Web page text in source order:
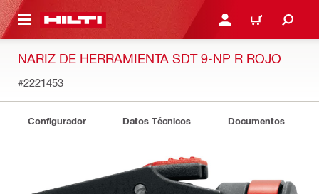
PRINCIPAL INICIE SESIÓN O
CARRITO
NARIZ DE HERRAMIENTA SDT 9-NP R ROJO
#2221453
Configurador Datos Técnicos Documentos